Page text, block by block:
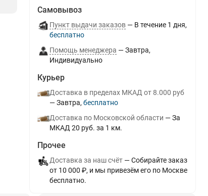
Самовывоз
Пункт выдачи заказов В течение 1 дня
Бесплатно
Помощь менеджера
Завтра
Индивидуально
Курьер
Доставка в пределах МКАД от 8.000 руб
Завтра
Бесплатно
Доставка по Московской области
За
МКАД 20 руб. за 1 км.
Прочее
Доставка за наш счёт
Собирайте заказ
от 10 000 ₽, и мы привезём его по Москве
бесплатно.